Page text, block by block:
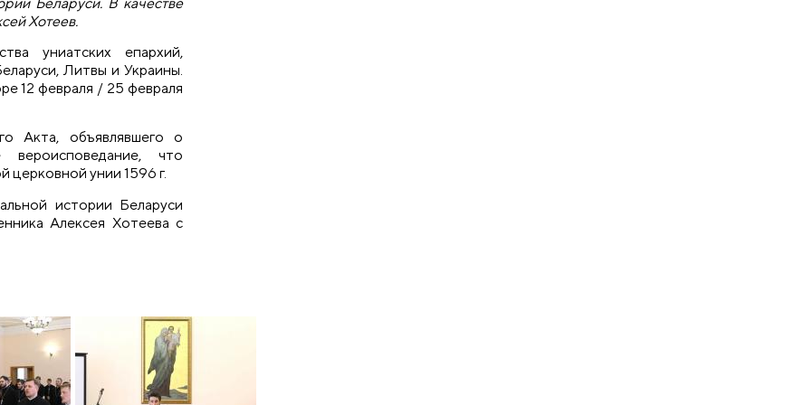
Хотеев.
униатских епархий,
Литвы и Украины.
12 февраля / 25 февраля
Акта, объявлявшего о
вероисповедание, что
церковной унии 1596 г.
истории Беларуси
Алексея Хотеева с